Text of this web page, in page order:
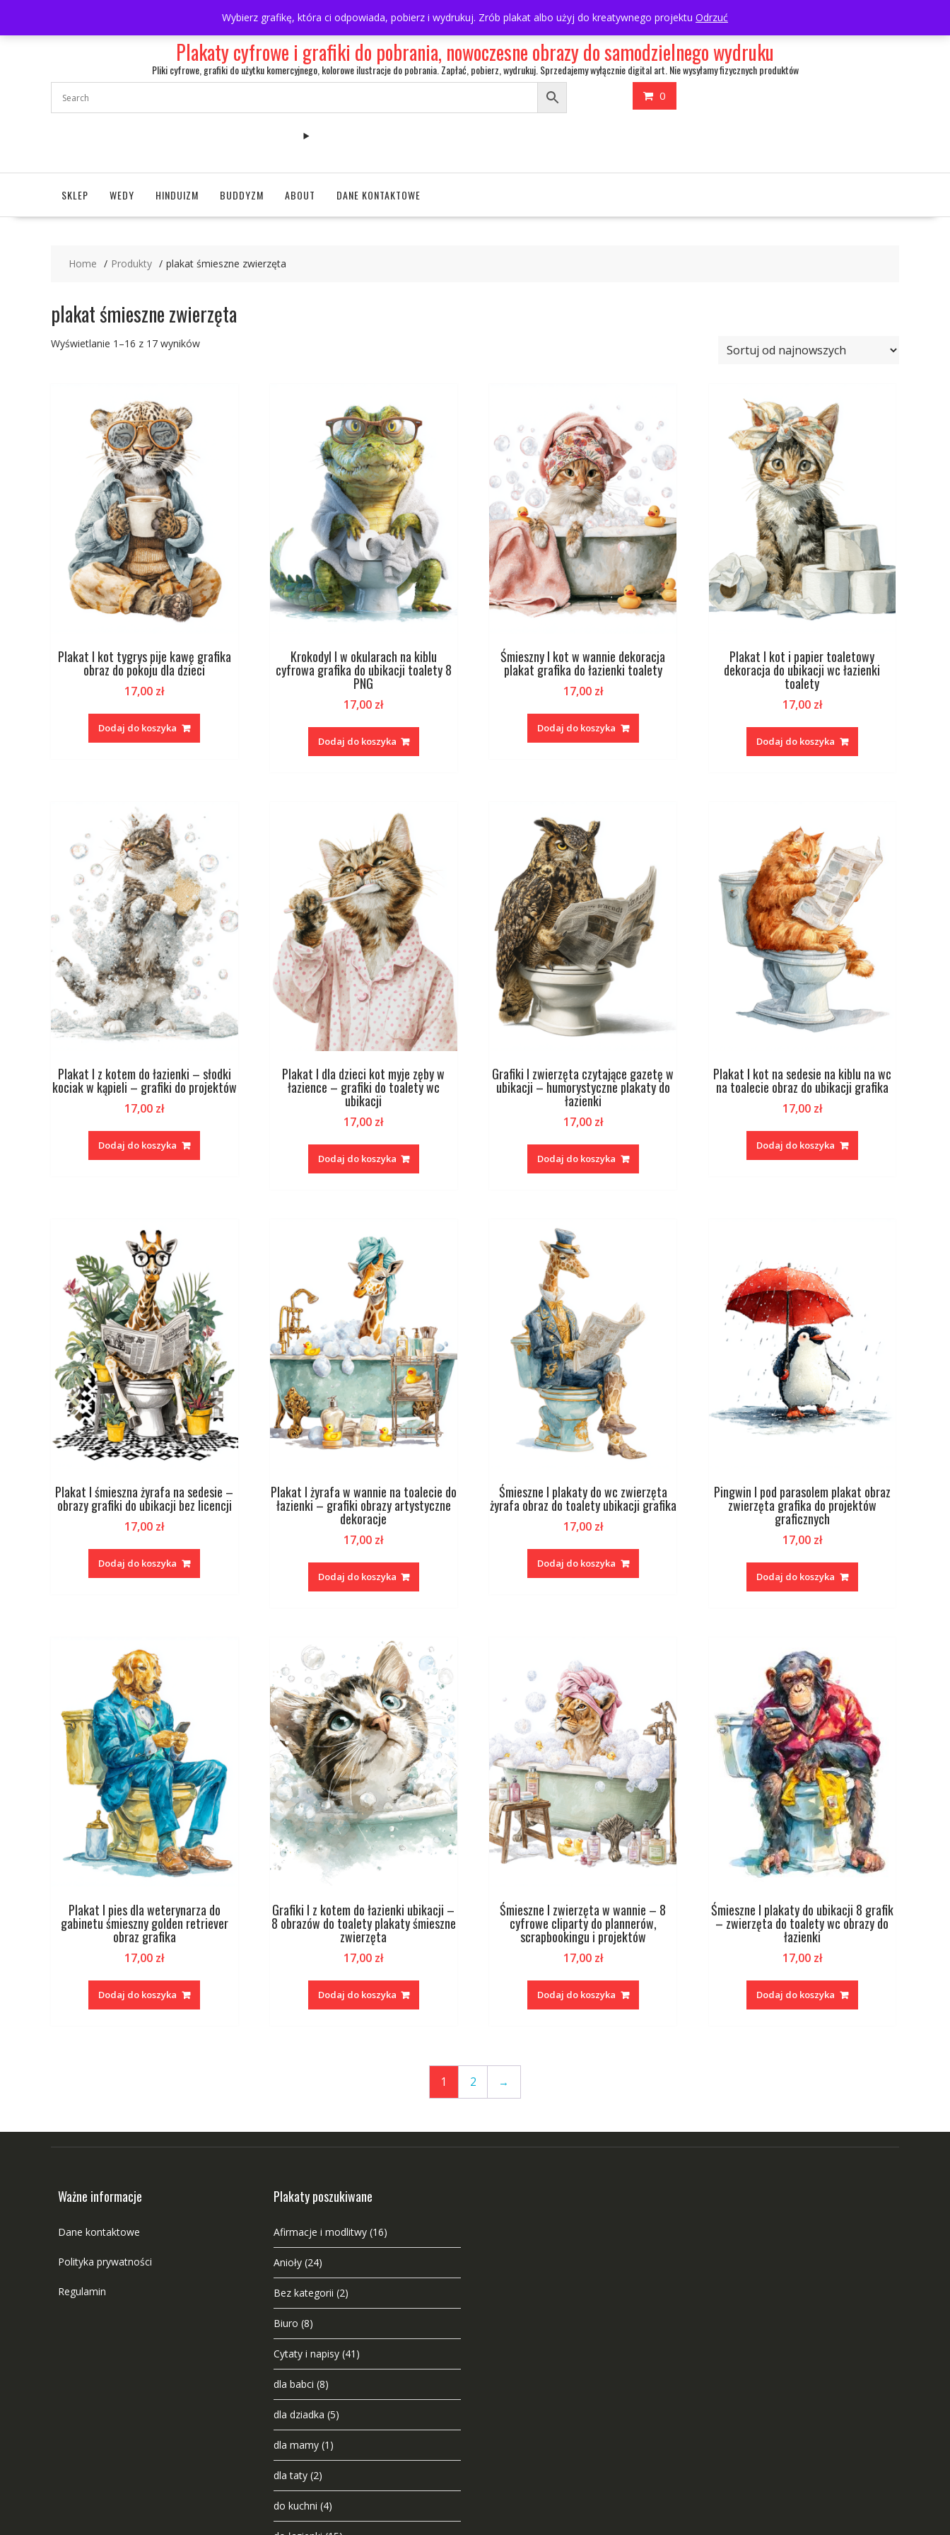
Wybierz grafikę, która ci odpowiada, pobierz i wydrukuj. Zrób plakat albo użyj do kreatywnego projektu Odrzuć
content
Plakaty cyfrowe i grafiki do pobrania, nowoczesne obrazy do samodzielnego wydruku
Pliki cyfrowe, grafiki do użytku komercyjnego, kolorowe ilustracje do pobrania. Zapłać, pobierz, wydrukuj. Sprzedajemy wyłącznie digital art. Nie wysyłamy fizycznych produktów
0
SKLEP WEDY HINDUIZM BUDDYZM ABOUT DANE KONTAKTOWE
Home Produkty plakat śmieszne zwierzęta
plakat śmieszne zwierzęta
Wyświetlanie 1–16 z 17 wynikówPosortowane
Plakat I kot tygrys pije kawę grafika
obraz do pokoju dla dzieci
17,00 zł
Dodaj do koszyka
Krokodyl I w okularach na kiblu
cyfrowa grafika do ubikacji toalety 8
PNG
17,00 zł
Dodaj do koszyka
Śmieszny I kot w wannie dekoracja
plakat grafika do łazienki toalety
17,00 zł
Dodaj do koszyka
Plakat I kot i papier toaletowy
dekoracja do ubikacji wc łazienki
toalety
17,00 zł
Dodaj do koszyka
Plakat I z kotem do łazienki – słodki
kociak w kąpieli – grafiki do projektów
17,00 zł
Dodaj do koszyka
Plakat I dla dzieci kot myje zęby w
łazience – grafiki do toalety wc
ubikacji
17,00 zł
Dodaj do koszyka
Grafiki I zwierzęta czytające gazetę w
ubikacji – humorystyczne plakaty do
łazienki
17,00 zł
Dodaj do koszyka
Plakat I kot na sedesie na kiblu na wc
na toalecie obraz do ubikacji grafika
17,00 zł
Dodaj do koszyka
Plakat I śmieszna żyrafa na sedesie –
obrazy grafiki do ubikacji bez licencji
17,00 zł
Dodaj do koszyka
Plakat I żyrafa w wannie na toalecie do
łazienki – grafiki obrazy artystyczne
dekoracje
17,00 zł
Dodaj do koszyka
Śmieszne I plakaty do wc zwierzęta
żyrafa obraz do toalety ubikacji grafika
17,00 zł
Dodaj do koszyka
Pingwin I pod parasolem plakat obraz
zwierzęta grafika do projektów
graficznych
17,00 zł
Dodaj do koszyka
Plakat I pies dla weterynarza do
gabinetu śmieszny golden retriever
obraz grafika
17,00 zł
Dodaj do koszyka
Grafiki I z kotem do łazienki ubikacji –
8 obrazów do toalety plakaty śmieszne
zwierzęta
17,00 zł
Dodaj do koszyka
Śmieszne I zwierzęta w wannie – 8
cyfrowe cliparty do plannerów,
scrapbookingu i projektów
17,00 zł
Dodaj do koszyka
Śmieszne I plakaty do ubikacji 8 grafik
– zwierzęta do toalety wc obrazy do
łazienki
17,00 zł
Dodaj do koszyka
1 2 →
Ważne informacje
Dane kontaktowe
Polityka prywatności
Regulamin
Plakaty poszukiwane
Afirmacje i modlitwy (16)
Anioły (24)
Bez kategorii (2)
Biuro (8)
Cytaty i napisy (41)
dla babci (8)
dla dziadka (5)
dla mamy (1)
dla taty (2)
do kuchni (4)